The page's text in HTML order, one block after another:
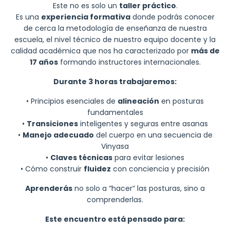
Este no es solo un taller práctico.
Es una experiencia formativadonde podrás conocer
de cerca la metodología de enseñanza de nuestra
escuela, el nivel técnico de nuestro equipo docente y la
calidad académica que nos ha caracterizado por más de
17 añosformando instructores internacionales.
Durante 3 horas trabajaremos:
• Principios esenciales de alineación en posturas
fundamentales
• Transiciones inteligentes y seguras entre asanas
• Manejo adecuado del cuerpo en una secuencia de
Vinyasa
• Claves técnicas para evitar lesiones
• Cómo construir fluidez con conciencia y precisión
Aprenderás no solo a “hacer” las posturas, sino a
comprenderlas.
Este encuentro está pensado para: